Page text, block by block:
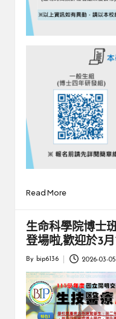
Read More
生命科學院博士
登場啦,歡迎於3
Posted
By bip6136 2026-03-05